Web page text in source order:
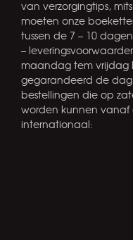
van verzorgingtips,
moeten onze
tussen de 7 – 10
–
maandag tem vrijdag
gegarandeerd de
bestellingen die op
worden kunnen
internationaal: